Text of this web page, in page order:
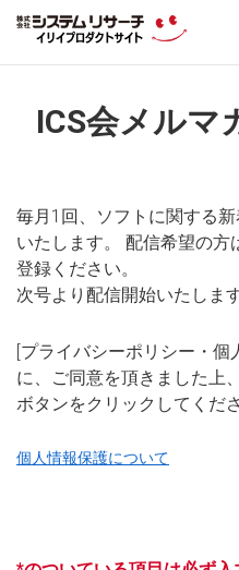
ICS会メルマ
毎月1回、ソフトに関する
いたします。 配信希望の
登録ください。
次号より配信開始いたします
[プライバシーポリシー・個
に、ご同意を頂きました上
ボタンをクリックしてくださ
個人情報保護について